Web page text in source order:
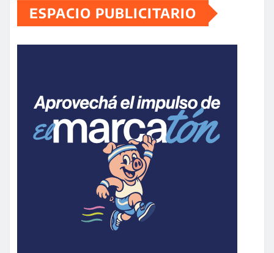
ESPACIO PUBLICITARIO